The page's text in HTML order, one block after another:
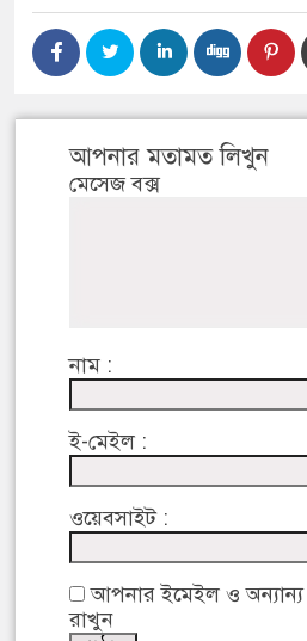
আপনার মতামত লিখুন
মেসেজ বক্স
নাম :
ই-মেইল :
ওয়েবসাইট :
আপনার ইমেইল ও
রাখুন